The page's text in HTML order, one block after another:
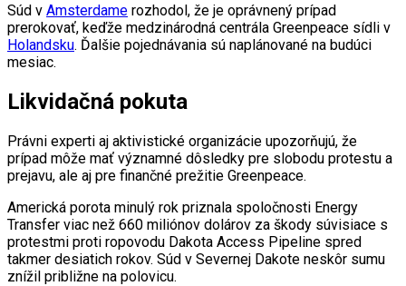
Súd v Amsterdame rozhodol, že je oprávnený prípad
prerokovať, keďže medzinárodná centrála Greenpeace sídli v
Holandsku. Ďalšie pojednávania sú naplánované na budúci
mesiac.
Likvidačná pokuta
Právni experti aj aktivistické organizácie upozorňujú, že
prípad môže mať významné dôsledky pre slobodu protestu a
prejavu, ale aj pre finančné prežitie Greenpeace.
Americká porota minulý rok priznala spoločnosti Energy
Transfer viac než 660 miliónov dolárov za škody súvisiace s
protestmi proti ropovodu Dakota Access Pipeline spred
takmer desiatich rokov. Súd v Severnej Dakote neskôr sumu
znížil približne na polovicu.